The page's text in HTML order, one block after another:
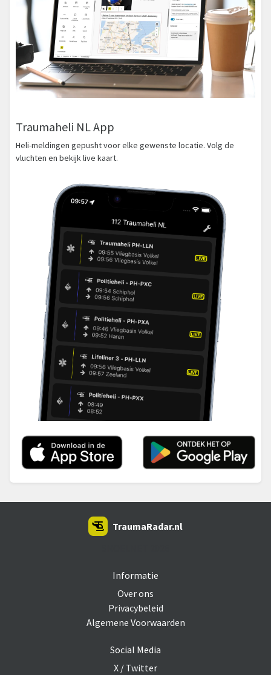
Traumaheli NL App
Heli-meldingen gepusht voor elke gewenste locatie. Volg de
vluchten en bekijk live kaart.
Informatie
Over ons
Privacybeleid
Algemene Voorwaarden
Social Media
X / Twitter
TraumaRadar.nl